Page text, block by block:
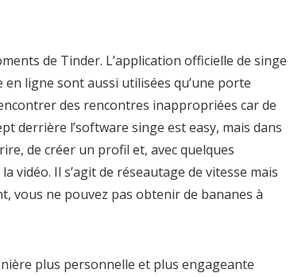
de Tinder. L’application officielle de singe
ligne sont aussi utilisées qu’une porte
des rencontres inappropriées car de
derrière l’software singe est easy, mais dans
de créer un profil et, avec quelques
vidéo. Il s’agit de réseautage de vitesse mais
vous ne pouvez pas obtenir de bananes à
plus personnelle et plus engageante